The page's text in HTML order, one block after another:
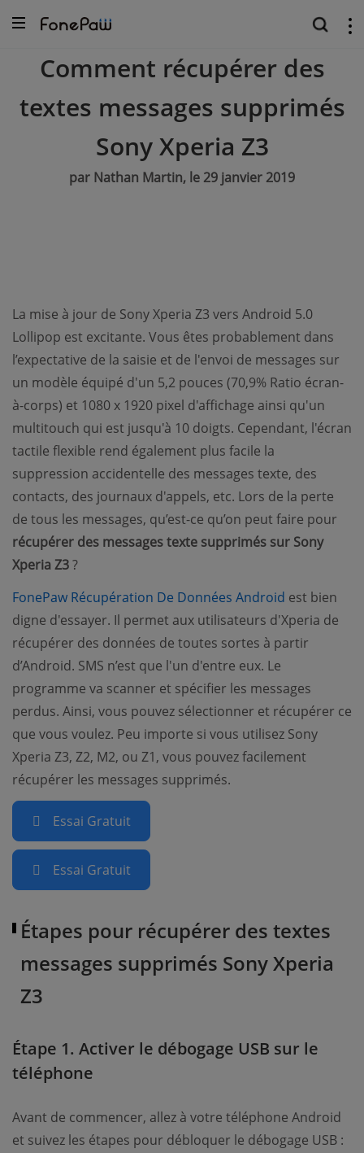
Comment récupérer des
textes messages supprimés
Sony Xperia Z3
par Nathan Martin, le 29 janvier 2019
La mise à jour de Sony Xperia Z3 vers Android 5.0
Lollipop est excitante. Vous êtes probablement dans
l’expectative de la saisie et de l'envoi de messages sur
un modèle équipé d'un 5,2 pouces (70,9% Ratio écran-
à-corps) et 1080 x 1920 pixel d'affichage ainsi qu'un
multitouch qui est jusqu'à 10 doigts. Cependant, l'écran
tactile flexible rend également plus facile la
suppression accidentelle des messages texte, des
contacts, des journaux d'appels, etc. Lors de la perte
de tous les messages, qu’est-ce qu’on peut faire pour
récupérer des messages texte supprimés sur Sony
Xperia Z3?
FonePaw Récupération De Données Android (opens new
est bien
digne d'essayer. Il permet aux utilisateurs d'Xperia de
récupérer des données de toutes sortes à partir
d’Android. SMS n’est que l'un d'entre eux. Le
programme va scanner et spécifier les messages
perdus. Ainsi, vous pouvez sélectionner et récupérer ce
que vous voulez. Peu importe si vous utilisez Sony
Xperia Z3, Z2, M2, ou Z1, vous pouvez facilement
récupérer les messages supprimés.
Essai Gratuit
Essai Gratuit
Étapes pour récupérer des textes
messages supprimés Sony Xperia
Z3
Étape 1. Activer le débogage USB sur le
téléphone
Avant de commencer, allez à votre téléphone Android
et suivez les étapes pour débloquer le débogage USB :